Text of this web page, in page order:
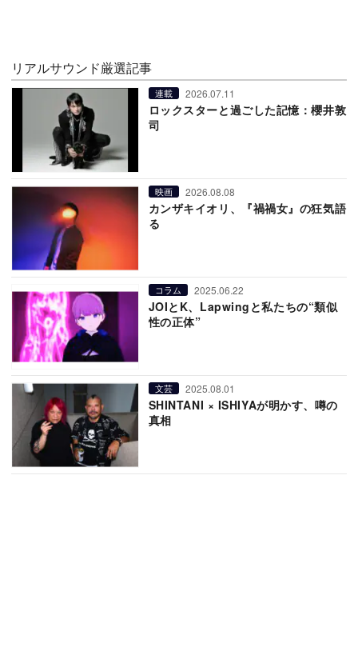
リアルサウンド厳選記事
連載 2026.07.11
ロックスターと過ごした記憶：櫻井敦
司
映画 2026.08.08
カンザキイオリ、『禍禍女』の狂気語
る
コラム 2025.06.22
JOIとK、Lapwingと私たちの“類似
性の正体”
文芸 2025.08.01
SHINTANI × ISHIYAが明かす、噂の
真相